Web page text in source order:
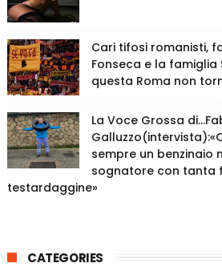
Cari tifosi romanisti,
Fonseca e la famiglia
questa Roma non
La Voce Grossa
sempre un benzinaio
sognatore con tanta
testardaggine»
CATEGORIES